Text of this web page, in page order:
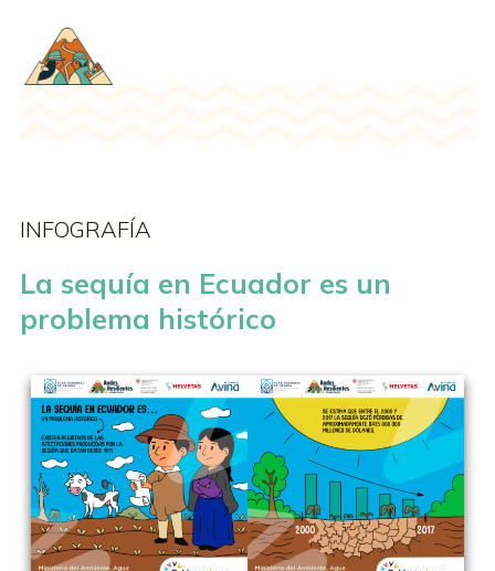
INFOGRAFÍA
La sequía en Ecuador es un
problema histórico